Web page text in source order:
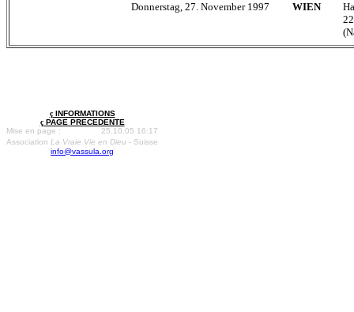
Donnerstag, 27. November 1997 WIEN
çINFORMATIONS
çPAGE PRECEDENTE
Mise en page :
25.10.05 16:17
Association La Vraie Vie en Dieu - Suisse
info@vassula.org